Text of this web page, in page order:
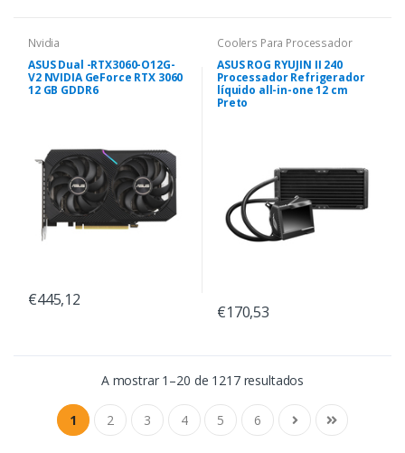
Nvidia
ASUS Dual -RTX3060-O12G-
V2 NVIDIA GeForce RTX 3060
12 GB GDDR6
€445,12
Coolers Para Processador
ASUS ROG RYUJIN II 240
Processador Refrigerador
líquido all-in-one 12 cm
Preto
€170,53
A mostrar 1–20 de 1217 resultados
1 2 3 4 5 6